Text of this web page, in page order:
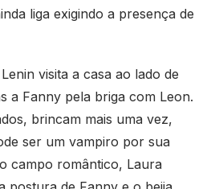
liga exigindo a presença de
visita a casa ao lado de
a Fanny pela briga com Leon.
brincam mais uma vez,
ser um vampiro por sua
campo romântico, Laura